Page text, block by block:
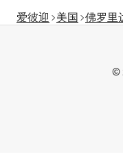
爱彼迎 美国 佛罗里
©